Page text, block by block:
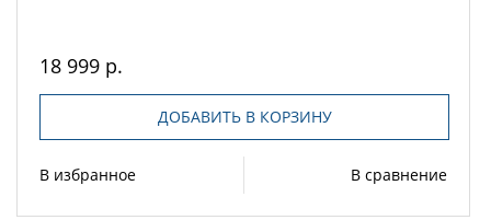
18 999 р.
ДОБАВИТЬ В КОРЗИНУ
В избранное В сравнение